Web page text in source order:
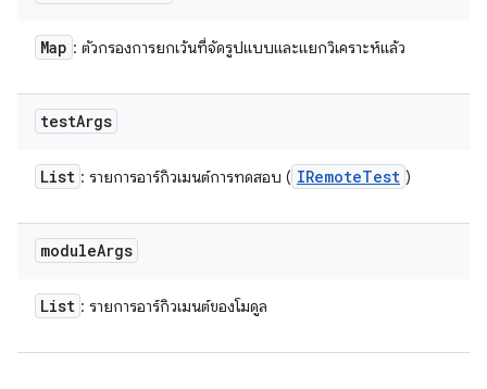
Map : ตัวกรองการยกเว้นที่จัดรูปแบบและแยกวิเคราะห์แล้ว
testArgs
List : รายการอาร์กิวเมนต์การทดสอบ ( IRemoteTest )
moduleArgs
List : รายการอาร์กิวเมนต์ของโมดูล